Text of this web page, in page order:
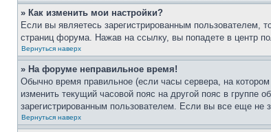
» Как изменить мои настройки?
Если вы являетесь зарегистрированным пользователем,
страниц форума. Нажав на ссылку, вы попадете в центр
Вернуться наверх
» На форуме неправильное время!
Обычно время правильное (если часы сервера, на
изменить текущий часовой пояс на другой пояс в группе
зарегистрированным пользователем. Если вы все еще не
Вернуться наверх